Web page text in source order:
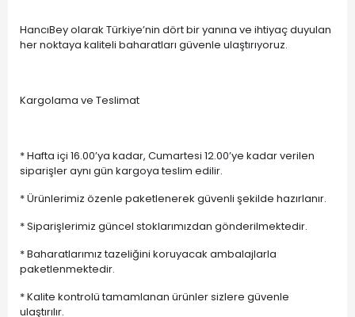
HancıBey olarak Türkiye’nin dört bir yanına ve ihtiyaç duyulan
her noktaya kaliteli baharatları güvenle ulaştırıyoruz.
Kargolama ve Teslimat
* Hafta içi 16.00’ya kadar, Cumartesi 12.00’ye kadar verilen
siparişler aynı gün kargoya teslim edilir.
* Ürünlerimiz özenle paketlenerek güvenli şekilde hazırlanır.
* Siparişlerimiz güncel stoklarımızdan gönderilmektedir.
* Baharatlarımız tazeliğini koruyacak ambalajlarla
paketlenmektedir.
* Kalite kontrolü tamamlanan ürünler sizlere güvenle
ulaştırılır.